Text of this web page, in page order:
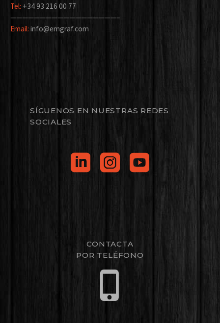
Tel: +34 93 216 00 77
——————————————————–
Email: info@emgraf.com
SÍGUENOS EN NUESTRAS REDES
SOCIALES
CONTACTA
POR TELÉFONO